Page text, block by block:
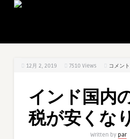
12月 2, 2019 7510 Views
イ
ド
国
の
ホ
コメン
インド国内
税が安くな
Written by par